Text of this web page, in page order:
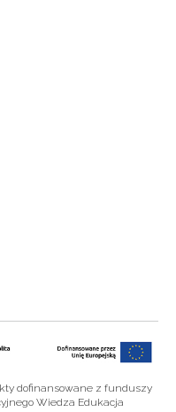
dofinansowane z funduszy
Wiedza Edukacja